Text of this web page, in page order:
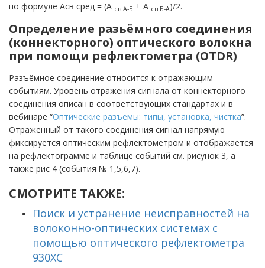
по формуле Асв сред = (А св А-Б + А св Б-А)/2.
Определение разьёмного соединения
(коннекторного) оптического волокна
при помощи рефлектометра (OTDR)
Разъёмное соединение относится к отражающим
событиям. Уровень отражения сигнала от коннекторного
соединения описан в соответствующих стандартах и в
вебинаре “Оптические разъемы: типы, установка, чистка”.
Отраженный от такого соединения сигнал напрямую
фиксируется оптическим рефлектометром и отображается
на рефлектограмме и таблице событий см. рисунок 3, а
также рис 4 (события № 1,5,6,7).
СМОТРИТЕ ТАКЖЕ:
Поиск и устранение неисправностей на
волоконно-оптических системах с
помощью оптического рефлектометра
930XC